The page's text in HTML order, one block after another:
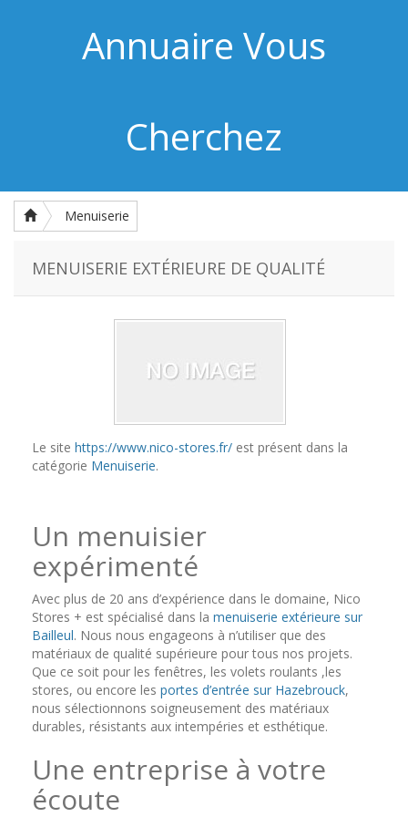
Annuaire Vous
Cherchez
Menuiserie
MENUISERIE EXTÉRIEURE DE QUALITÉ
Le site https://www.nico-stores.fr/ est présent dans la
catégorie Menuiserie.
Un menuisier
expérimenté
Avec plus de 20 ans d’expérience dans le domaine, Nico
Stores + est spécialisé dans la menuiserie extérieure sur
Bailleul. Nous nous engageons à n’utiliser que des
matériaux de qualité supérieure pour tous nos projets.
Que ce soit pour les fenêtres, les volets roulants ,les
stores, ou encore les portes d’entrée sur Hazebrouck,
nous sélectionnons soigneusement des matériaux
durables, résistants aux intempéries et esthétique.
Une entreprise à votre
écoute